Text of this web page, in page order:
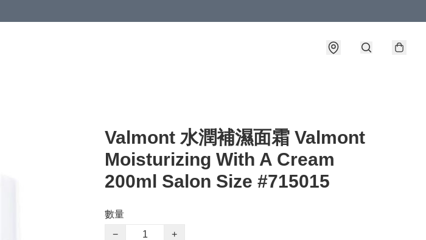
Valmont 水潤補濕面霜 Valmont
Moisturizing With A Cream
200ml Salon Size #715015
數量
−
+